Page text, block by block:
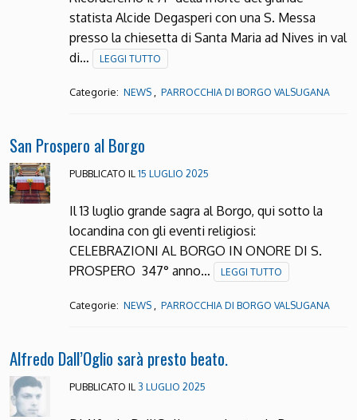
statista Alcide Degasperi con una S. Messa
presso la chiesetta di Santa Maria ad Nives in val
di…
LEGGI TUTTO
Categorie: NEWS PARROCCHIA DI BORGO VALSUGANA
San Prospero al Borgo
PUBBLICATO IL 15 LUGLIO 2025
Il 13 luglio grande sagra al Borgo, qui sotto la
locandina con gli eventi religiosi:
CELEBRAZIONI AL BORGO IN ONORE DI S.
PROSPERO 347° anno…
LEGGI TUTTO
Categorie: NEWS PARROCCHIA DI BORGO VALSUGANA
Alfredo Dall’Oglio sarà presto beato.
PUBBLICATO IL 3 LUGLIO 2025